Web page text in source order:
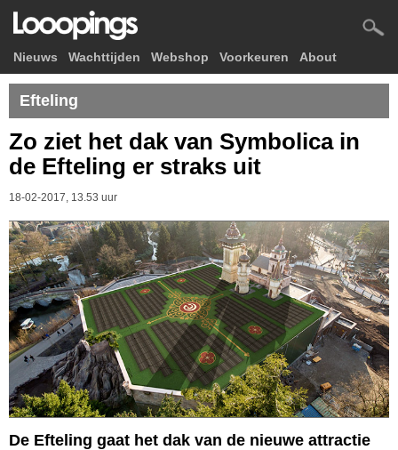
Nieuws Wachttijden Webshop Voorkeuren About
Efteling
Zo ziet het dak van Symbolica in
de Efteling er straks uit
18-02-2017, 13.53 uur
De Efteling gaat het dak van de nieuwe attractie